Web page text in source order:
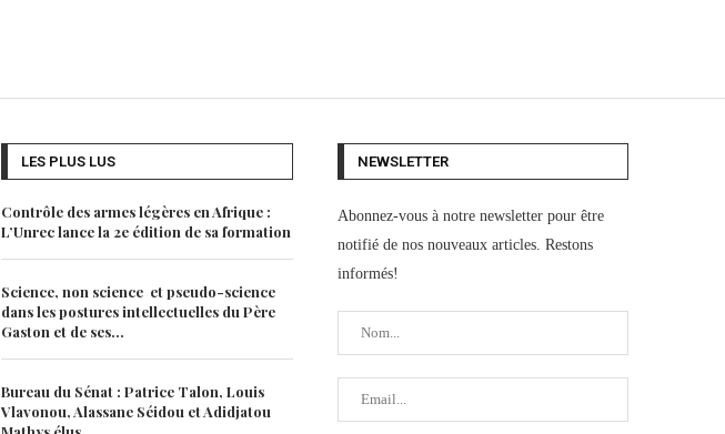
LES PLUS LUS
Contrôle des armes légères en Afrique :
L’Unrec lance la 2e édition de sa formation
Science, non science et pseudo-science
dans les postures intellectuelles du Père
Gaston et de ses...
Bureau du Sénat : Patrice Talon, Louis
Vlavonou, Alassane Séidou et Adidjatou
NEWSLETTER
Abonnez-vous à notre newsletter pour être
notifié de nos nouveaux articles. Restons
informés!